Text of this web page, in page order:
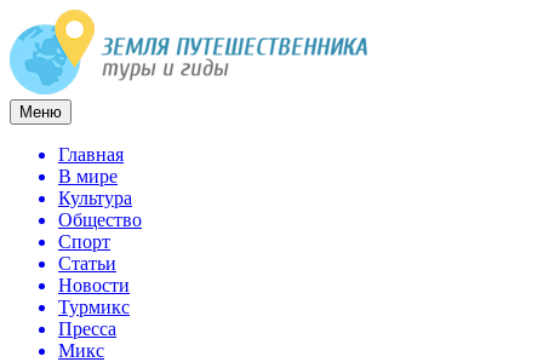
Меню
Главная
В мире
Культура
Общество
Спорт
Статьи
Новости
Турмикс
Пресса
Микс